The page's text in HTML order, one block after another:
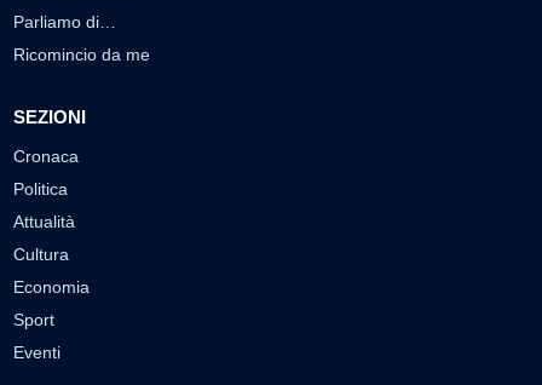
Parliamo di…
Ricomincio da me
SEZIONI
Cronaca
Politica
Attualità
Cultura
Economia
Sport
Eventi